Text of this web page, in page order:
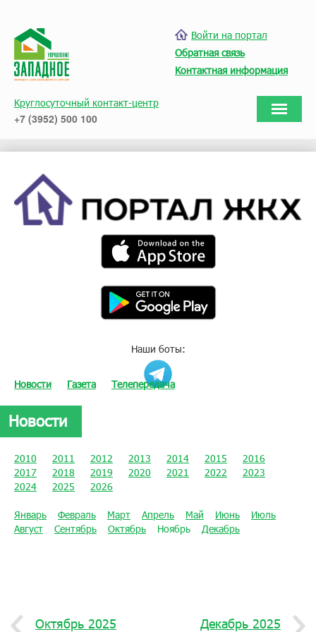
Войти на портал
Обратная связь
Контактная информация
Круглосуточный контакт-центр
+7 (3952) 500 100
Наши боты:
Новости Газета Телепередача
Новости
2010 2011 2012 2013 2014 2015
2016
2017
2018 2019 2020 2021 2022
2023
2024
2025 2026
Январь Февраль Март Апрель Май Июнь
Июль
Август
Сентябрь Октябрь Ноябрь Декабрь
Октябрь 2025 Декабрь 2025